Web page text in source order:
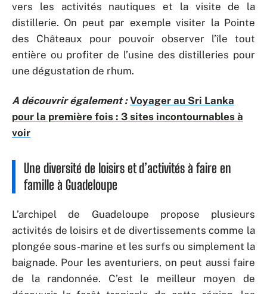
vers les activités nautiques et la visite de la
distillerie. On peut par exemple visiter la Pointe
des Châteaux pour pouvoir observer l’île tout
entière ou profiter de l’usine des distilleries pour
une dégustation de rhum.
A découvrir également : Voyager au Sri Lanka
pour la première fois : 3 sites incontournables à
voir
Une diversité de loisirs et d’activités à faire en
famille à Guadeloupe
L’archipel de Guadeloupe propose plusieurs
activités de loisirs et de divertissements comme la
plongée sous-marine et les surfs ou simplement la
baignade. Pour les aventuriers, on peut aussi faire
de la randonnée. C’est le meilleur moyen de